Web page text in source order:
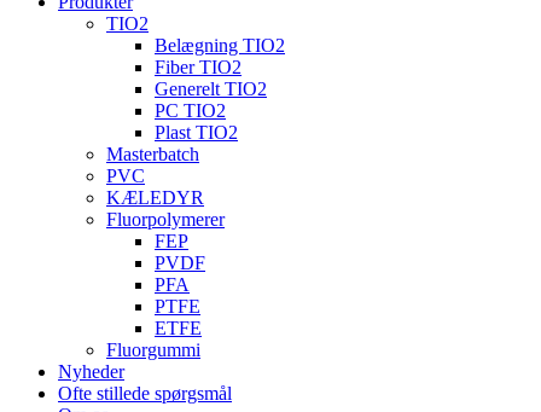
TIO2
Belægning TIO2
Fiber TIO2
Generelt TIO2
PC TIO2
Plast TIO2
Masterbatch
PVC
KÆLEDYR
Fluorpolymerer
FEP
PVDF
PFA
PTFE
ETFE
Fluorgummi
Nyheder
Ofte stillede spørgsmål